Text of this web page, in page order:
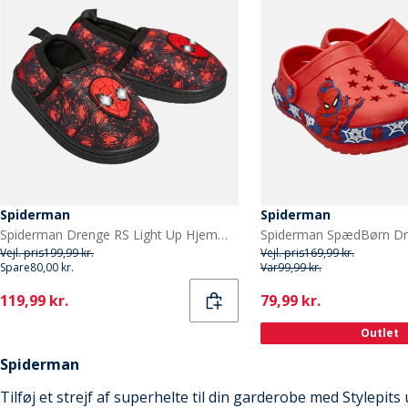
Spiderman
Spiderman Drenge RS Light Up Hjemmesko Sort/Rød
Vejl. pris199,99 kr.
Spare80,00 kr.
Current
119,99 kr.
Spiderman
Vejl. pris169,99 kr.
Var99,99 kr.
Current
79,99 kr.
Outlet
Spiderman
Tilføj et strejf af superhelte til din garderobe med